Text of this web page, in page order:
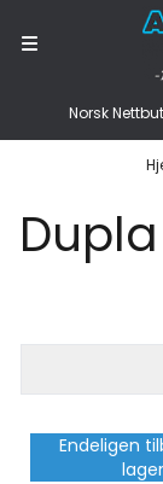
Hopp til innhold
Norsk
Endeligen
lager